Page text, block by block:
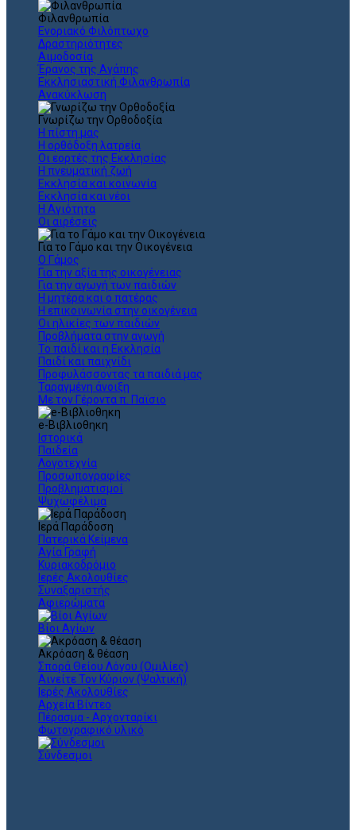
Φιλανθρωπία
Ενοριακό Φιλόπτωχο
Δραστηριότητες
Αιμοδοσία
Έρανος της Αγάπης
Εκκλησιαστική Φιλανθρωπία
Ανακύκλωση
Γνωρίζω την Ορθοδοξία
Η πίστη μας
Η ορθόδοξη λατρεία
Οι εορτές της Εκκλησίας
Η πνευματική ζωή
Εκκλησία και κοινωνία
Εκκλησία και νέοι
Η Αγιότητα
Οι αιρέσεις
Για το Γάμο και την Οικογένεια
Ο Γάμος
Για την αξία της οικογένειας
Για την αγωγή των παιδιών
Η μητέρα και ο πατέρας
Η επικοινωνία στην οικογένεια
Οι ηλικίες των παιδιών
Προβλήματα στην αγωγή
Το παιδί και η Εκκλησία
Παιδί και παιχνίδι
Προφυλάσσοντας τα παιδιά μας
Ταραγμένη άνοιξη
Με τον Γέροντα π. Παϊσιο
e-Βιβλιοθηκη
Ιστορικά
Παιδεία
Λογοτεχνία
Προσωπογραφίες
Προβληματισμοί
Ψυχωφέλιμα
Ιερά Παράδοση
Πατερικά Κείμενα
Αγία Γραφή
Κυριακοδρόμιο
Ιερές Ακολουθίες
Συναξαριστής
Αφιερώματα
Βίοι Αγίων
Ακρόαση & θέαση
Σπορά Θείου Λόγου (Ομιλίες)
Αινείτε Τον Κύριον (Ψαλτική)
Ιερές Ακολουθίες
Αρχεία Βίντεο
Πέρασμα - Αρχονταρίκι
Φωτογραφικό υλικό
Σύνδεσμοι